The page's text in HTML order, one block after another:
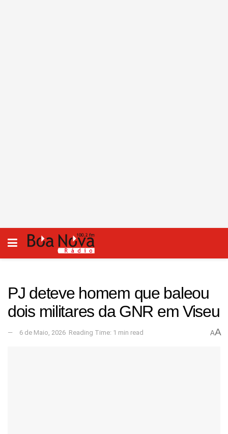
PJ deteve homem que baleou
dois militares da GNR em Viseu
6 de Maio, 2026 Reading Time: 1 min read AA